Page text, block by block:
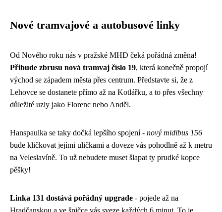
Nové tramvajové a autobusové linky
Od Nového roku nás v pražské MHD čeká pořádná změna!
Přibude zbrusu nová tramvaj číslo 19, která konečně propojí
východ se západem města přes centrum. Představte si, že z
Lehovce se dostanete přímo až na Kotlářku, a to přes všechny
důležité uzly jako Florenc nebo Anděl.
Hanspaulka se taky dočká lepšího spojení - nový midibus 156
bude kličkovat jejími uličkami a doveze vás pohodlně až k metru
na Veleslavíně. To už nebudete muset šlapat ty prudké kopce
pěšky!
Linka 131 dostává pořádný upgrade - pojede až na
Hradčanskou a ve špičce vás sveze každých 6 minut. To je